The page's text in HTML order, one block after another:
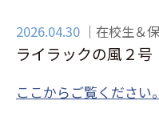
2026.04.30 在校生＆
ライラックの風２号
ここからご覧ください。